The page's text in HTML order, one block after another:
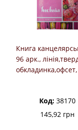
Книга
96 арк.,
обкладинка,офсет,
Код: 38170
145,92 грн